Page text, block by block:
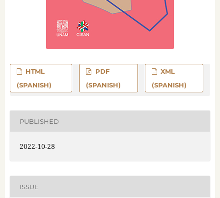
HTML
(SPANISH)
PDF
(SPANISH)
XML
(SPANISH)
PUBLISHED
2022-10-28
ISSUE